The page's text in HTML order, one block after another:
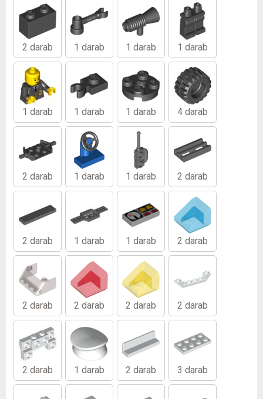
2 darab 1 darab 1 darab 1 darab
1 darab 1 darab 1 darab 4 darab
2 darab 1 darab 1 darab 2 darab
2 darab 1 darab 1 darab 2 darab
2 darab 2 darab 2 darab 2 darab
2 darab 1 darab 2 darab 3 darab